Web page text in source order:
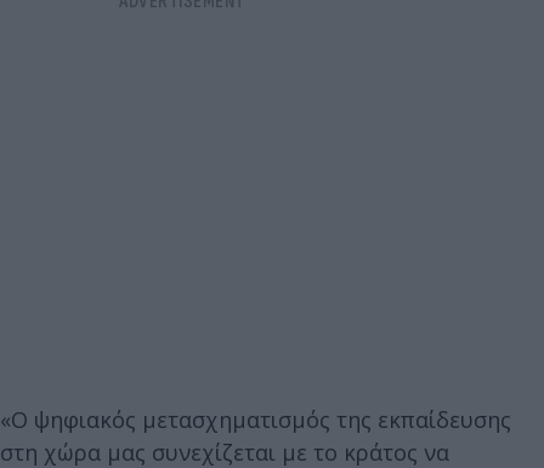
«Ο ψηφιακός μετασχηματισμός της εκπαίδευσης
στη χώρα μας συνεχίζεται με το κράτος να